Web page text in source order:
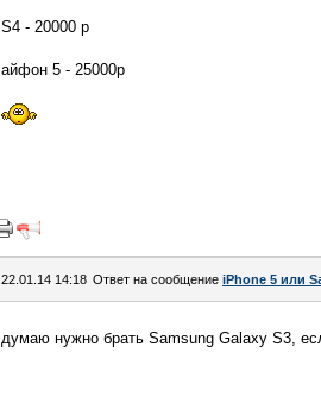
S4 - 20000 р
айфон 5 - 25000р
22.01.14 14:18 Ответ на сообщение iPhone 5 или
думаю нужно брать Samsung Galaxy S3,